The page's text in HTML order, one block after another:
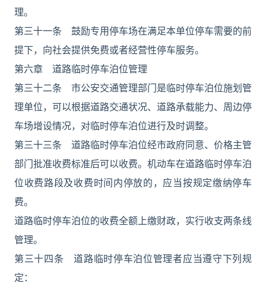
理。
第三十一条 鼓励专用停车场在满足本单位停车需要的前
提下，向社会提供免费或者经营性停车服务。
第六章 道路临时停车泊位管理
第三十二条 市公安交通管理部门是临时停车泊位施划管
理单位，可以根据道路交通状况、道路承载能力、周边停
车场增设情况，对临时停车泊位进行及时调整。
第三十三条 道路临时停车泊位经市政府同意、价格主管
部门批准收费标准后可以收费。机动车在道路临时停车泊
位收费路段及收费时间内停放的，应当按规定缴纳停车
费。
道路临时停车泊位的收费全额上缴财政，实行收支两条线
管理。
第三十四条 道路临时停车泊位管理者应当遵守下列规
定：